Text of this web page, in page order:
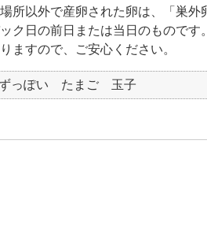
所以外で産卵された卵は、「巣外
ク日の前日または当日のものです。
ますので、ご安心ください。
っぽい たまご 玉子